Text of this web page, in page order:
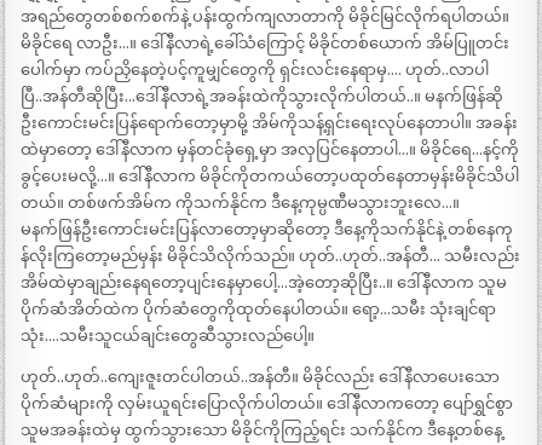
အရည်တွေတစ်စက်စက်နဲ့ ပန်းထွက်ကျလာတာကို မိခိုင်မြင်လိုက်ရပါတယ်။
မိခိုင်ရေ လာဦး…။ ဒေါ်နီလာရဲ့ခေါ်သံကြောင့် မိခိုင်တစ်ယောက် အိမ်ပြူတင်း
ပေါက်မှာ ကပ်ညှိနေတဲ့ပင့်ကူမျှင်တွေကို ရှင်းလင်းနေရာမှ…. ဟုတ်..လာပါ
ပြီ..အန်တီဆိုပြီး…ဒေါ်နီလာရဲ့အခန်းထဲကိုသွားလိုက်ပါတယ်..။ မနက်ဖြန်ဆို
ဦးကောင်းမင်းပြန်ရောက်တော့မှာမို့ အိမ်ကိုသန့်ရှင်းရေးလုပ်နေတာပါ။ အခန်း
ထဲမှာတော့ ဒေါ်နီလာက မှန်တင်ခုံရှေ့မှာ အလှပြင်နေတာပါ…။ မိခိုင်ရေ…နင့်ကို
ခွင့်ပေးမလို့…။ ဒေါ်နီလာက မိခိုင်ကိုတကယ်တော့ပထုတ်နေတာမှန်းမိခိုင်သိပါ
တယ်။ တစ်ဖက်အိမ်က ကိုသက်နိုင်က ဒီနေ့ကုမ္ပဏီမသွားဘူးလေ…။
မနက်ဖြန်ဦးကောင်းမင်းပြန်လာတော့မှာဆိုတော့ ဒီနေ့ကိုသက်နိုင်နဲ့ တစ်နေကု
န်လိုးကြတော့မည်မှန်း မိခိုင်သိလိုက်သည်။ ဟုတ်..ဟုတ်..အန်တီ… သမီးလည်း
အိမ်ထဲမှာချည်းနေရတော့ပျင်းနေမှာပေါ့…အဲ့တော့ဆိုပြီး..။ ဒေါ်နီလာက သူမ
ပိုက်ဆံအိတ်ထဲက ပိုက်ဆံတွေကိုထုတ်နေပါတယ်။ ရော့…သမီး သုံးချင်ရာ
သုံး….သမီးသူငယ်ချင်းတွေဆီသွားလည်ပေါ့။
ဟုတ်..ဟုတ်..ကျေးဇူးတင်ပါတယ်..အန်တီ။ မိခိုင်လည်း ဒေါ်နီလာပေးသော
ပိုက်ဆံများကို လှမ်းယူရင်းပြောလိုက်ပါတယ်။ ဒေါ်နီလာကတော့ ပျော်ရွှင်စွာ
သူမအခန်းထဲမှ ထွက်သွားသော မိခိုင်ကိုကြည့်ရင်း သက်နိုင်က ဒီနေ့တစ်နေ့